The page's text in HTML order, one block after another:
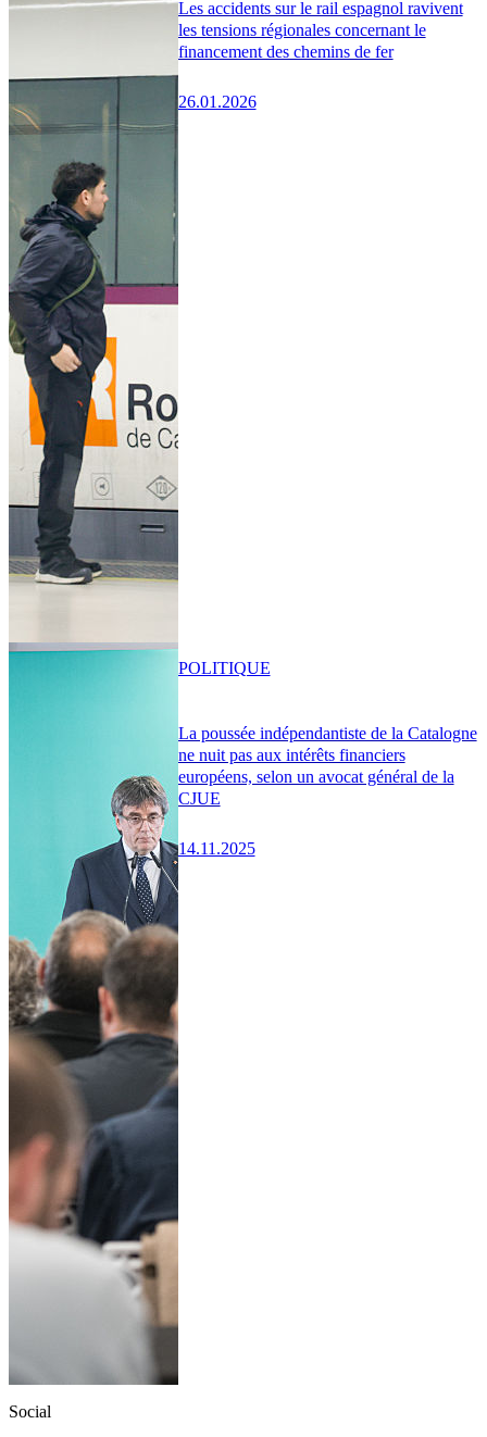
Les accidents sur le rail espagnol ravivent
les tensions régionales concernant le
financement des chemins de fer
26.01.2026
La poussée indépendantiste de la Catalogne
ne nuit pas aux intérêts financiers
européens, selon un avocat général de la
CJUE
14.11.2025
POLITIQUE
Social